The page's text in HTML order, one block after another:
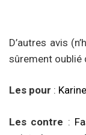
D’autres avis
sûrement oublié
Les pour : Karine
Les contre :